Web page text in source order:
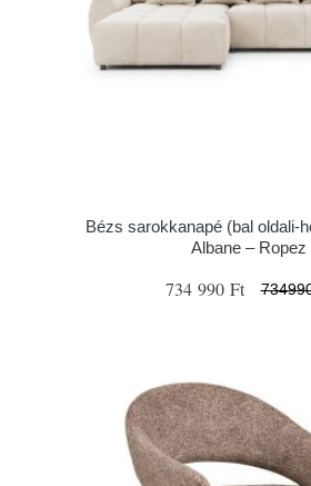
Bézs sarokkanapé (bal oldali-
Albane – Ropez
734 990 Ft